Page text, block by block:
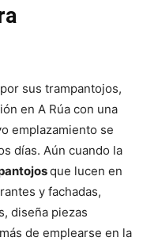
sus trampantojos,
en A Rúa con una
emplazamiento se
días. Aún cuando la
que lucen en
y fachadas,
diseña piezas
de emplearse en la